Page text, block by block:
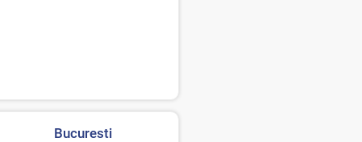
Bucuresti